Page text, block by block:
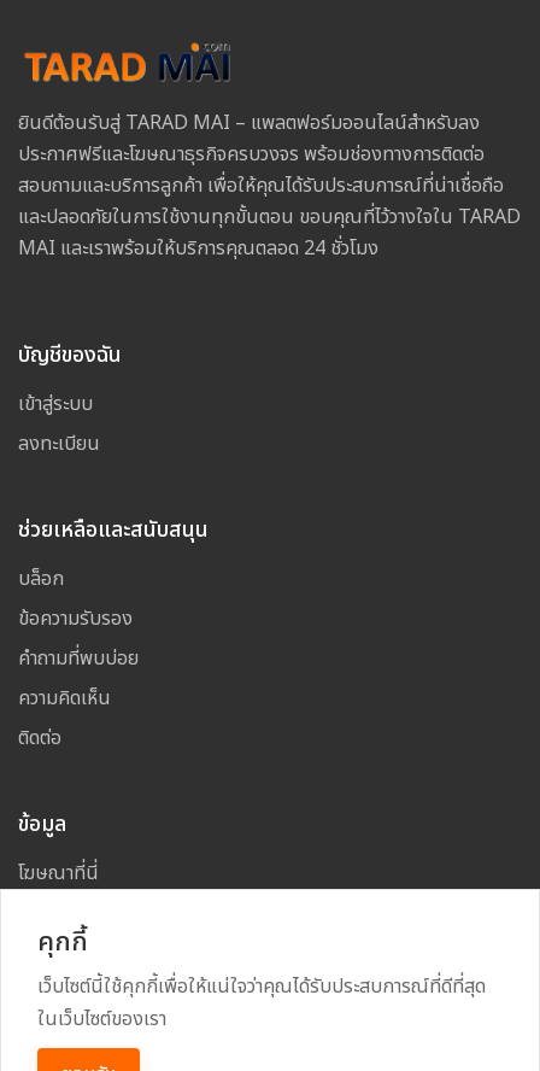
ยินดีต้อนรับสู่ TARAD MAI – แพลตฟอร์มออนไลน์สำหรับลง
ประกาศฟรีและโฆษณาธุรกิจครบวงจร พร้อมช่องทางการติดต่อ
สอบถามและบริการลูกค้า เพื่อให้คุณได้รับประสบการณ์ที่น่าเชื่อถือ
และปลอดภัยในการใช้งานทุกขั้นตอน ขอบคุณที่ไว้วางใจใน TARAD
MAI และเราพร้อมให้บริการคุณตลอด 24 ชั่วโมง
บัญชีของฉัน
เข้าสู่ระบบ
ลงทะเบียน
ช่วยเหลือและสนับสนุน
บล็อก
ข้อความรับรอง
คำถามที่พบบ่อย
ความคิดเห็น
ติดต่อ
ข้อมูล
โฆษณาที่นี่
Copyright2026
คุกกี้
เว็บไซต์นี้ใช้คุกกี้เพื่อให้แน่ใจว่าคุณได้รับประสบการณ์ที่ดีที่สุด
ในเว็บไซต์ของเรา